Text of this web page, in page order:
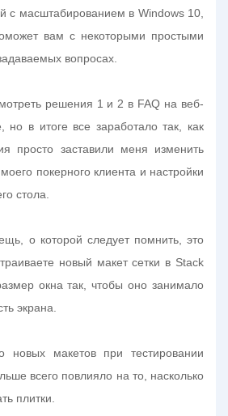
с масштабированием в Windows 10,
вам с некоторыми простыми
вопросах.
решения 1 и 2 в FAQ на веб-
но в итоге все заработало так, как
просто заставили меня изменить
покерного клиента и настройки
стола.
о которой следует помнить, это
новый макет сетки в Stack
окна так, чтобы оно занимало
экрана.
новых макетов при тестировании
всего повлияло на то, насколько
плитки.